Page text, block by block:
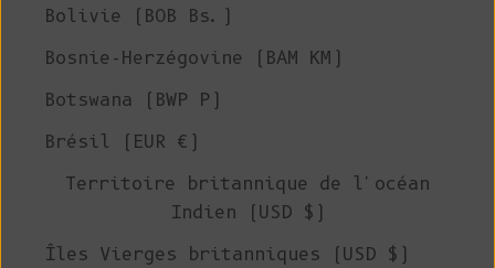
Bolivie (BOB Bs.)
Bosnie-Herzégovine (BAM КМ)
Botswana (BWP P)
Brésil (EUR €)
Territoire britannique de l'océan
Indien (USD $)
Îles Vierges britanniques (USD $)